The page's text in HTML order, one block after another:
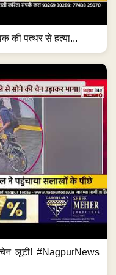
की पत्थर से हत्या...
लूटी! #NagpurNews